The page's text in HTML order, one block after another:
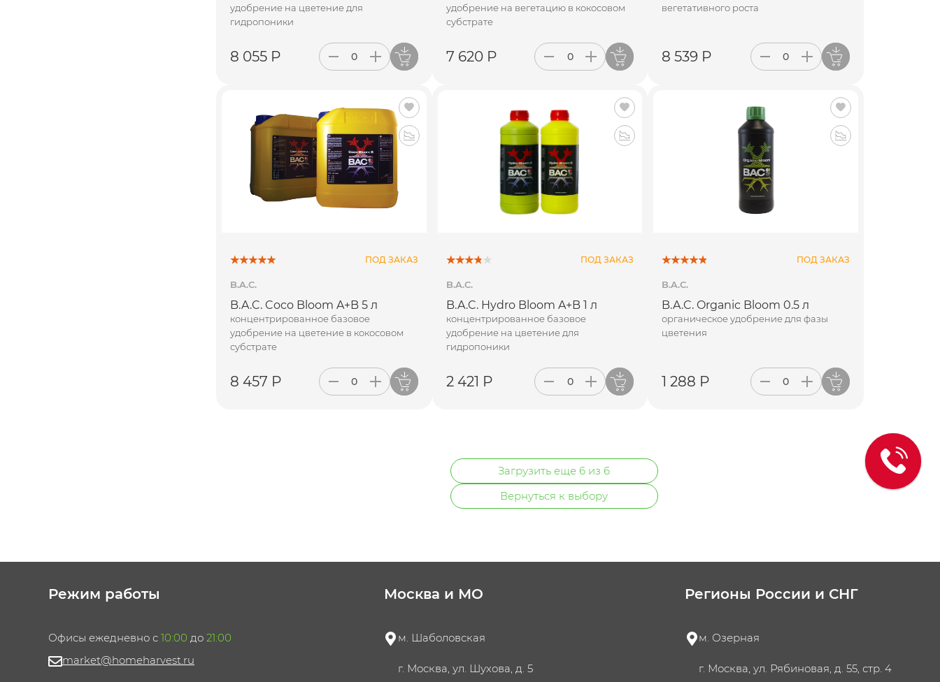
удобрение на цветение для
гидропоники
8 055 Р
удобрение на вегетацию в кокосовом
субстрате
7 620 Р
вегетативного роста
8 539 Р
ПОД ЗАКАЗ
B.A.C.
B.A.C. Coco Bloom A+B 5 л
концентрированное базовое
удобрение на цветение в кокосовом
субстрате
8 457 Р
ПОД ЗАКАЗ
B.A.C.
B.A.C. Hydro Bloom A+B 1 л
концентрированное базовое
удобрение на цветение для
гидропоники
2 421 Р
ПОД ЗАКАЗ
B.A.C.
B.A.C. Organic Bloom 0.5 л
органическое удобрение для фазы
цветения
1 288 Р
Загрузить еще 6 из 6
Вернуться к выбору
Режим работы
Офисы ежедневно с 10:00 до 21:00
market@homeharvest.ru
Москва и МО
м. Шаболовская
г. Москва, ул. Шухова, д. 5
Регионы России и СНГ
м. Озерная
г. Москва, ул. Рябиновая, д. 55, стр. 4